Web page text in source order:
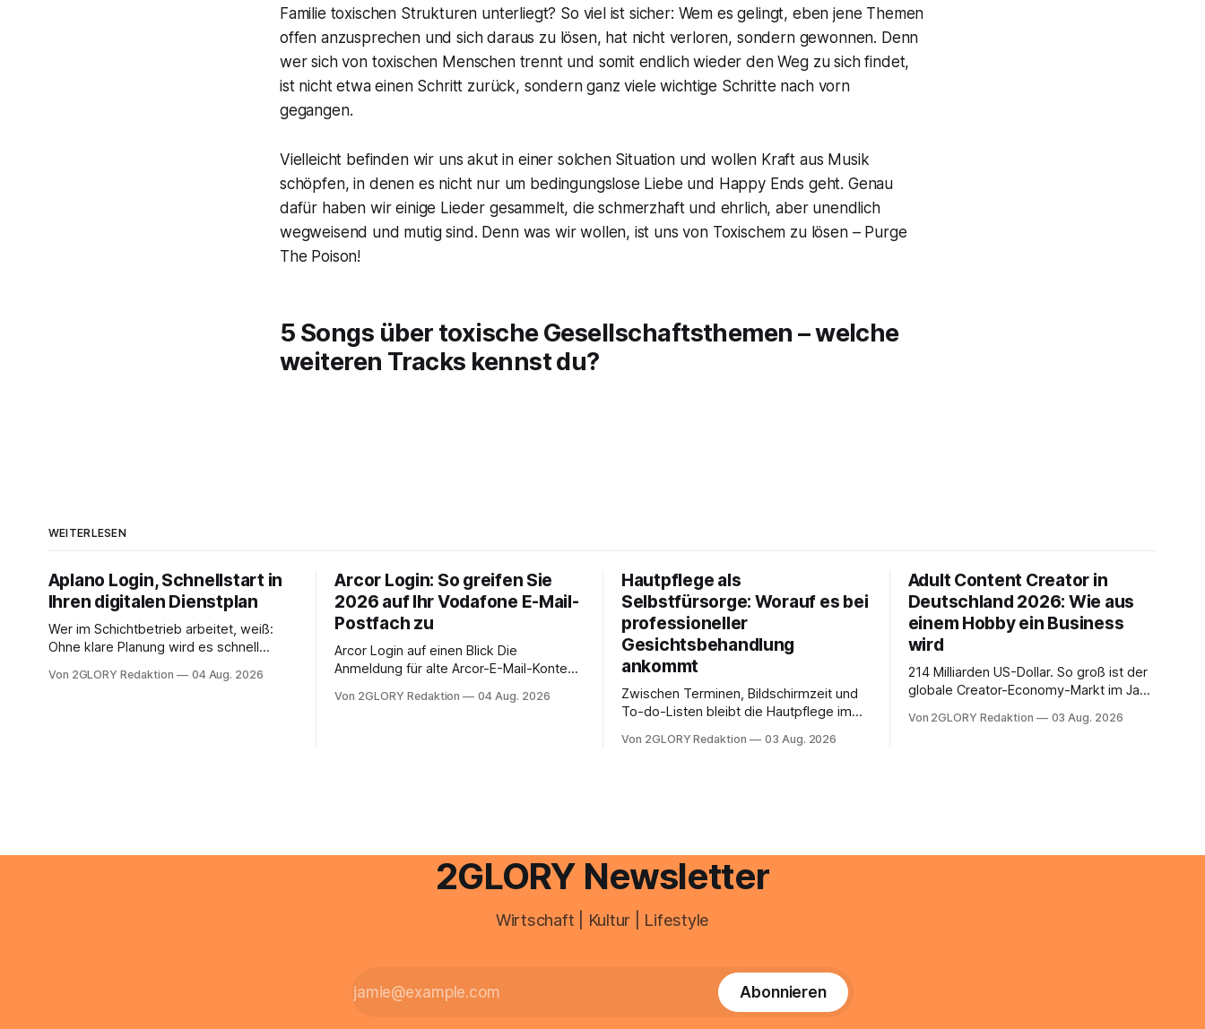
Familie toxischen Strukturen unterliegt? So viel ist sicher: Wem es gelingt, eben jene Themen
offen anzusprechen und sich daraus zu lösen, hat nicht verloren, sondern gewonnen. Denn
wer sich von toxischen Menschen trennt und somit endlich wieder den Weg zu sich findet,
ist nicht etwa einen Schritt zurück, sondern ganz viele wichtige Schritte nach vorn
gegangen.
Vielleicht befinden wir uns akut in einer solchen Situation und wollen Kraft aus Musik
schöpfen, in denen es nicht nur um bedingungslose Liebe und Happy Ends geht. Genau
dafür haben wir einige Lieder gesammelt, die schmerzhaft und ehrlich, aber unendlich
wegweisend und mutig sind. Denn was wir wollen, ist uns von Toxischem zu lösen – Purge
The Poison!
5 Songs über toxische Gesellschaftsthemen – welche
weiteren Tracks kennst du?
WEITERLESEN
Aplano Login, Schnellstart in
Ihren digitalen Dienstplan
Wer im Schichtbetrieb arbeitet, weiß:
Ohne klare Planung wird es schnell
zentraler Zugangspunkt, um dienstpläne,
Von 2GLORY Redaktion 04 Aug. 2026
Arcor Login: So greifen Sie
2026 auf Ihr Vodafone E-Mail-
Postfach zu
Arcor Login auf einen Blick Die
Anmeldung für alte Arcor-E-Mail-Konten
noch eine e mail adresse mit der Endung
Von 2GLORY Redaktion 04 Aug. 2026
Hautpflege als
Selbstfürsorge: Worauf es bei
professioneller
Gesichtsbehandlung
ankommt
Zwischen Terminen, Bildschirmzeit und
To-do-Listen bleibt die Hautpflege im
schnell abschminken, morgens eine
Unreinheiten. Professionelle
Von 2GLORY Redaktion 03 Aug. 2026
Adult Content Creator in
Deutschland 2026: Wie aus
einem Hobby ein Business
wird
214 Milliarden US-Dollar. So groß ist der
globale Creator-Economy-Markt im Jahr
22 Prozent. Was lange als
Von 2GLORY Redaktion 03 Aug. 2026
2GLORY Newsletter
Wirtschaft | Kultur | Lifestyle
Abonnieren